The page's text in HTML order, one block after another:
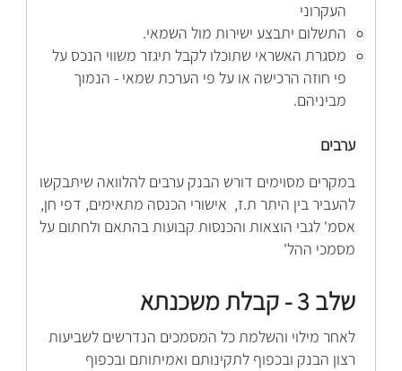
העקרוני
התשלום יתבצע ישירות מול השמאי.
מסגרת האשראי שתוכלו לקבל תיגזר משווי הנכס על
פי חוזה הרכישה או על פי הערכת שמאי - הנמוך
מביניהם.
ערבים
במקרים מסוימים דורש הבנק ערבים להלוואה שיתבקשו
להעביר בין היתר ת.ז, אישורי הכנסה מתאימים, דפי חן,
אסמ' לגבי הוצאות והכנסות קבועות בהתאם ולחתום על
מסמכי ההל'
שלב 3 - קבלת משכנתא
לאחר מילוי והשלמת כל המסמכים הנדרשים לשביעות
רצון הבנק ובכפוף לתקינותם ואמיתותם ובכפוף